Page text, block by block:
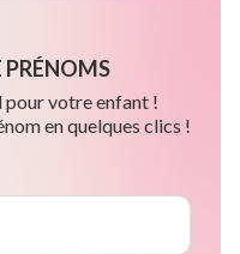
PRÉNOMS
pour votre enfant !
en quelques clics !